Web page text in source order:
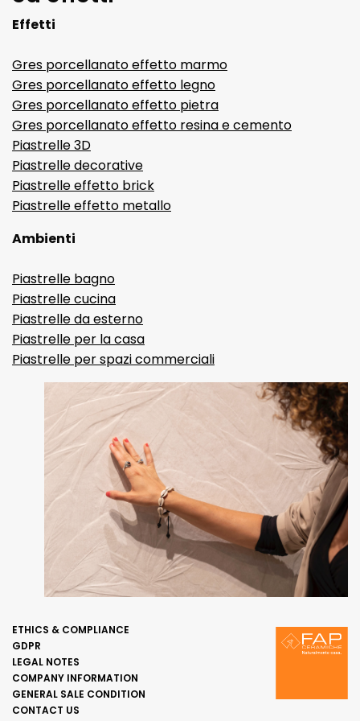
Effetti
Gres porcellanato effetto marmo
Gres porcellanato effetto legno
Gres porcellanato effetto pietra
Gres porcellanato effetto resina e cemento
Piastrelle 3D
Piastrelle decorative
Piastrelle effetto brick
Piastrelle effetto metallo
Ambienti
Piastrelle bagno
Piastrelle cucina
Piastrelle da esterno
Piastrelle per la casa
Piastrelle per spazi commerciali
ETHICS & COMPLIANCE
GDPR
LEGAL NOTES
COMPANY INFORMATION
GENERAL SALE CONDITION
CONTACT US